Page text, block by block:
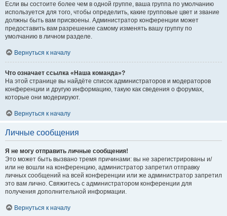
Если вы состоите более чем в одной группе, ваша группа по умолчанию
используется для того, чтобы определить, какие групповые цвет и звание
должны быть вам присвоены. Администратор конференции может
предоставить вам разрешение самому изменять вашу группу по
умолчанию в личном разделе.
Вернуться к началу
Что означает ссылка «Наша команда»?
На этой странице вы найдёте список администраторов и модераторов
конференции и другую информацию, такую как сведения о форумах,
которые они модерируют.
Вернуться к началу
Личные сообщения
Я не могу отправить личные сообщения!
Это может быть вызвано тремя причинами: вы не зарегистрированы и/
или не вошли на конференцию, администратор запретил отправку
личных сообщений на всей конференции или же администратор запретил
это вам лично. Свяжитесь с администратором конференции для
получения дополнительной информации.
Вернуться к началу